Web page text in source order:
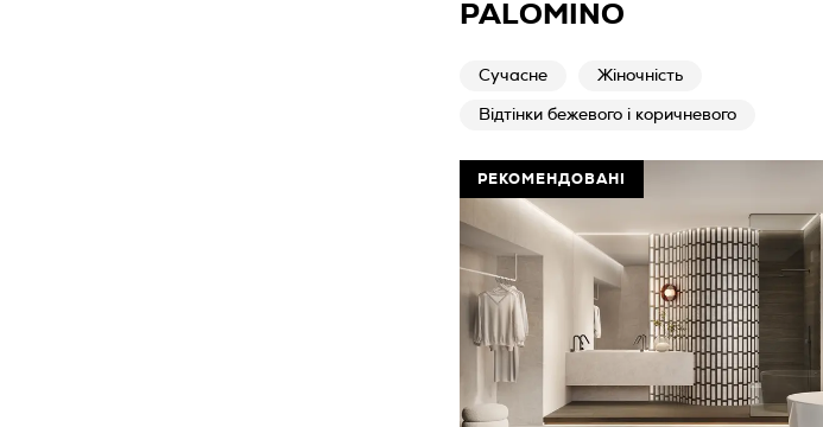
PALOMINO
Сучасне Жіночність
Відтінки бежевого і коричневого
РЕКОМЕНДОВАНІ